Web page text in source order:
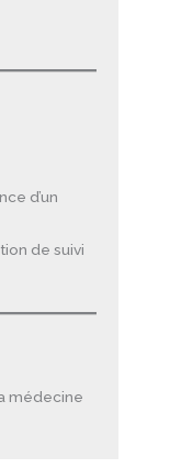
d’un
de suivi
médecine